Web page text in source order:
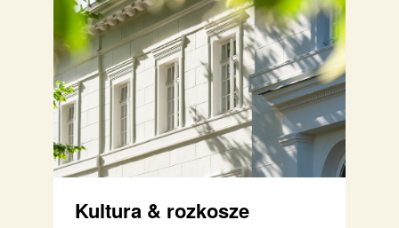
Kultura & rozkosze